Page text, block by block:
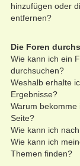
hinzufügen oder
entfernen?
Die Foren
Wie kann ich ein
durchsuchen?
Weshalb erhalte
Ergebnisse?
Warum
Seite?
Wie kann ich
Wie kann ich
Themen finden?